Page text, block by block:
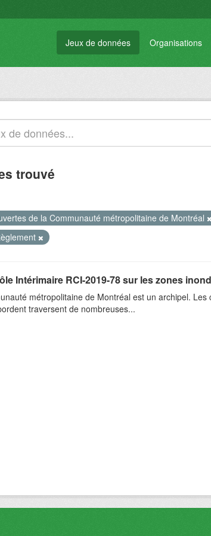
Jeux de données Organisations
trouvé
de la Communauté métropolitaine de Montréal
Intérimaire RCI-2019-78 sur les zones
métropolitaine de Montréal est un archipel. Les
traversent de nombreuses...